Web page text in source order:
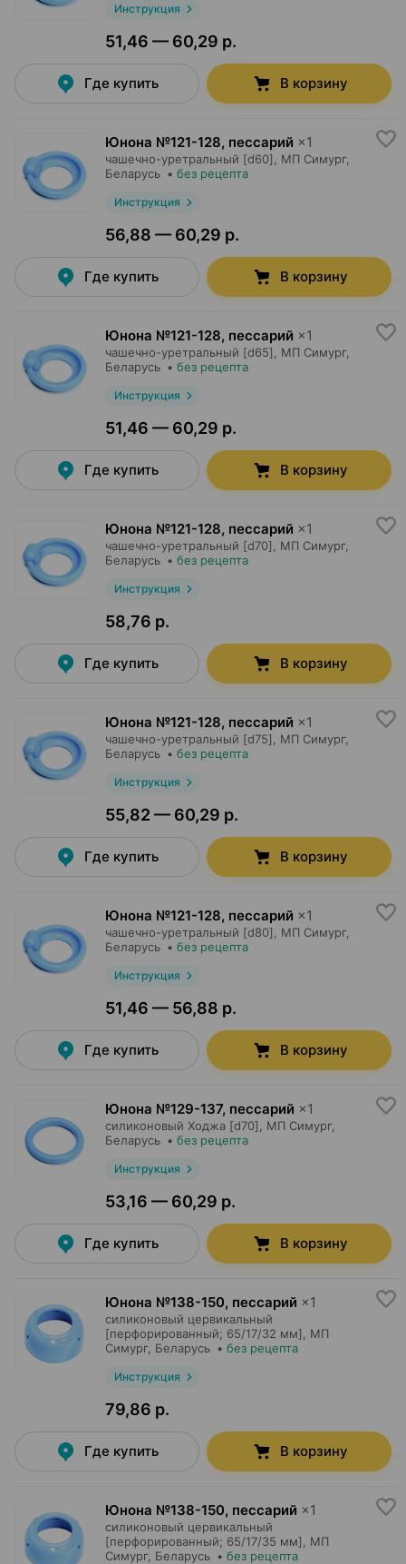
Инструкция
51,46 — 60,29 р.
Где купить В корзину
Юнона №121-128, пессарий ×1
чашечно-уретральный [d60], МП Симург,
Беларусь • без рецепта
Инструкция
56,88 — 60,29 р.
Где купить В корзину
Юнона №121-128, пессарий ×1
чашечно-уретральный [d65], МП Симург,
Беларусь • без рецепта
Инструкция
51,46 — 60,29 р.
Где купить В корзину
Юнона №121-128, пессарий ×1
чашечно-уретральный [d70], МП Симург,
Беларусь • без рецепта
Инструкция
58,76 р.
Где купить В корзину
Юнона №121-128, пессарий ×1
чашечно-уретральный [d75], МП Симург,
Беларусь • без рецепта
Инструкция
55,82 — 60,29 р.
Где купить В корзину
Юнона №121-128, пессарий ×1
чашечно-уретральный [d80], МП Симург,
Беларусь • без рецепта
Инструкция
51,46 — 56,88 р.
Где купить В корзину
Юнона №129-137, пессарий ×1
силиконовый Ходжа [d70], МП Симург,
Беларусь • без рецепта
Инструкция
53,16 — 60,29 р.
Где купить В корзину
Юнона №138-150, пессарий ×1
силиконовый цервикальный
[перфорированный; 65/17/32 мм],
МП
Симург, Беларусь • без рецепта
Инструкция
79,86 р.
Где купить В корзину
Юнона №138-150, пессарий ×1
силиконовый цервикальный
[перфорированный; 65/17/35 мм],
МП
Симург, Беларусь • без рецепта